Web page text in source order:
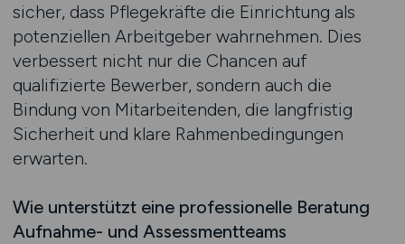
sicher, dass Pflegekräfte die Einrichtung als
potenziellen Arbeitgeber wahrnehmen. Dies
verbessert nicht nur die Chancen auf
qualifizierte Bewerber, sondern auch die
Bindung von Mitarbeitenden, die langfristig
Sicherheit und klare Rahmenbedingungen
erwarten.
Wie unterstützt eine professionelle Beratung
Aufnahme- und Assessmentteams